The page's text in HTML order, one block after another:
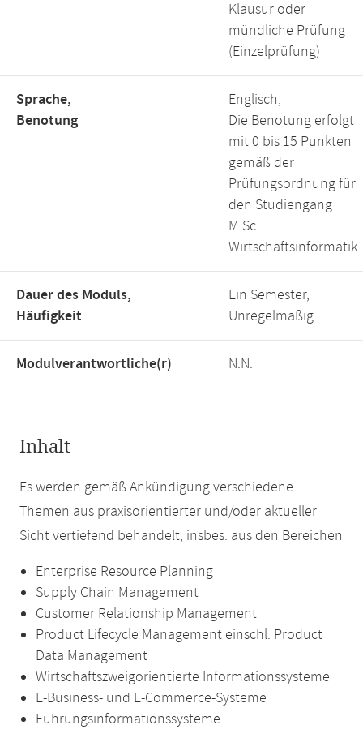
Klausur oder
mündliche Prüfung
(Einzelprüfung)
Sprache,
Benotung
Englisch,
Die Benotung erfolgt
mit 0 bis 15 Punkten
gemäß der
Prüfungsordnung für
den Studiengang
M.Sc.
Wirtschaftsinformatik.
Dauer des Moduls,
Häufigkeit
Ein Semester,
Unregelmäßig
Modulverantwortliche(r) N.N.
Inhalt
Es werden gemäß Ankündigung verschiedene
Themen aus praxisorientierter und/oder aktueller
Sicht vertiefend behandelt, insbes. aus den Bereichen
Enterprise Resource Planning
Supply Chain Management
Customer Relationship Management
Product Lifecycle Management einschl. Product
Data Management
Wirtschaftszweigorientierte Informationssysteme
E-Business- und E-Commerce-Systeme
Führungsinformationssysteme